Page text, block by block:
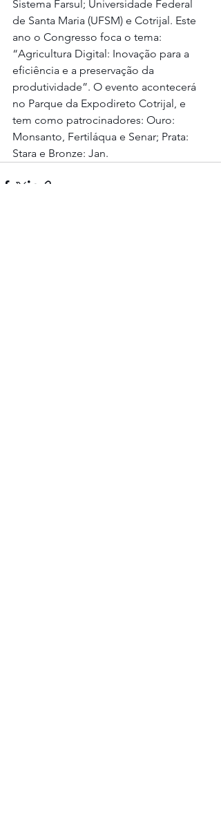
Sistema Farsul; Universidade Federal
de Santa Maria (UFSM) e Cotrijal. Este
ano o Congresso foca o tema:
“Agricultura Digital: Inovação para a
eficiência e a preservação da
produtividade”. O evento acontecerá
no Parque da Expodireto Cotrijal, e
tem como patrocinadores: Ouro:
Monsanto, Fertiláqua e Senar; Prata:
Stara e Bronze: Jan.